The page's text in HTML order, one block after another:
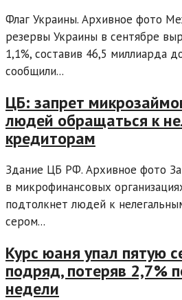
Флаг Украины. Архивное фото
резервы Украины в сентябре
1,1%, составив 46,5 миллиарда
сообщили...
ЦБ: запрет
людей обращаться к
кредиторам
Здание ЦБ РФ. Архивное фото
в микрофинансовых
подтолкнет людей к
сером...
Курс юаня упал пятую
подряд, потеряв 2,7%
недели